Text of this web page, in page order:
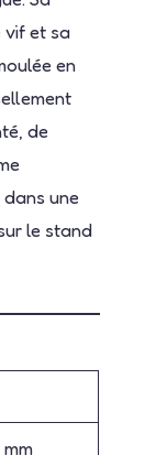
vif et sa
en
de
une
le stand